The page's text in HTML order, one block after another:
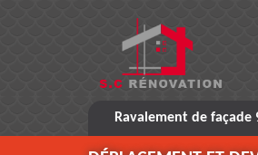
Ravalement de façade